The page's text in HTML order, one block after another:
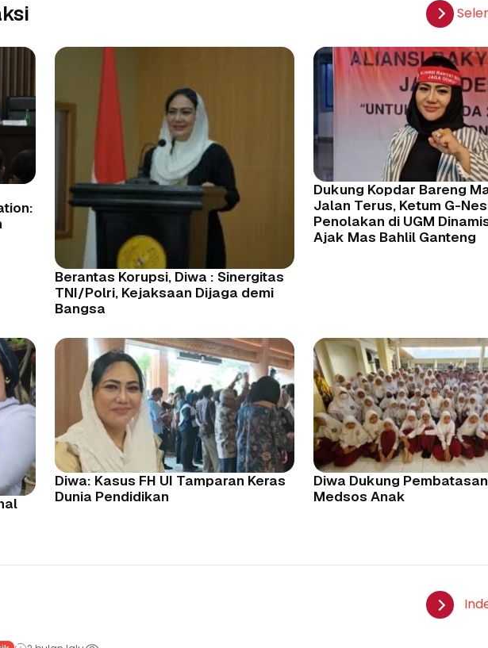
Berantas Korupsi, Diwa : Sinergitas
TNI/Polri, Kejaksaan Dijaga demi
Bangsa
Dukung Kopdar Bareng
Jalan Terus, Ketum G-
Penolakan di UGM
Ajak Mas Bahlil Ganteng
Diwa: Kasus FH UI Tamparan Keras
Dunia Pendidikan
Diwa Dukung
Medsos Anak